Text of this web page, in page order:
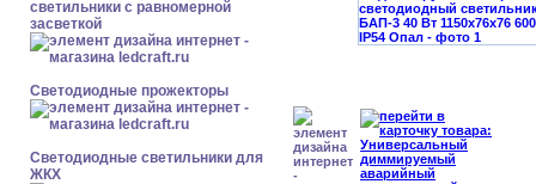
светильники с равномерной
засветкой
Светодиодные прожекторы
Светодиодные светильники для
ЖКХ